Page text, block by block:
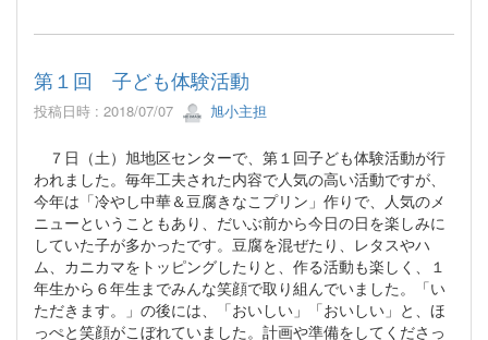
第１回 子ども体験活動
投稿日時 : 2018/07/07 旭小主担
７日（土）旭地区センターで、第１回子ども体験活動が行
われました。毎年工夫された内容で人気の高い活動ですが、
今年は「冷やし中華＆豆腐きなこプリン」作りで、人気のメ
ニューということもあり、だいぶ前から今日の日を楽しみに
していた子が多かったです。豆腐を混ぜたり、レタスやハ
ム、カニカマをトッピングしたりと、作る活動も楽しく、１
年生から６年生までみんな笑顔で取り組んでいました。「い
ただきます。」の後には、「おいしい」「おいしい」と、ほ
っぺと笑顔がこぼれていました。計画や準備をしてくださっ